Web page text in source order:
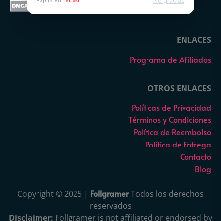
ENLACES
Programa de Afiliados
OTROS ENLACES
Políticas de Privacidad
Términos y Condiciones
Política de Reembolso
Política de Entrega
Contacto
Blog
Copyright © 2025 | FollgramerTodos los derechos
reservados
Disclaimer: Follgramer is not affiliated or endorsed by